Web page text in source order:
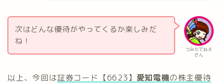
つみたてねえ
さん
次はどんな優待がやってくるか楽しみだ
ね！
以上、今回は証券コード【6623】 愛知電機の株主優待